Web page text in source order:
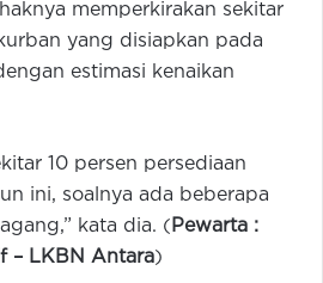
memperkirakan sekitar
yang disiapkan pada
estimasi kenaikan
10 persen persediaan
ini, soalnya ada beberapa
kata dia. ( Pewarta :
– LKBN Antara)